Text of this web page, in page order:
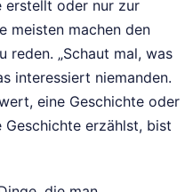
erstellt oder nur zur
meisten machen den
reden. „Schaut mal, was
interessiert niemanden.
eine Geschichte oder
Geschichte erzählst, bist